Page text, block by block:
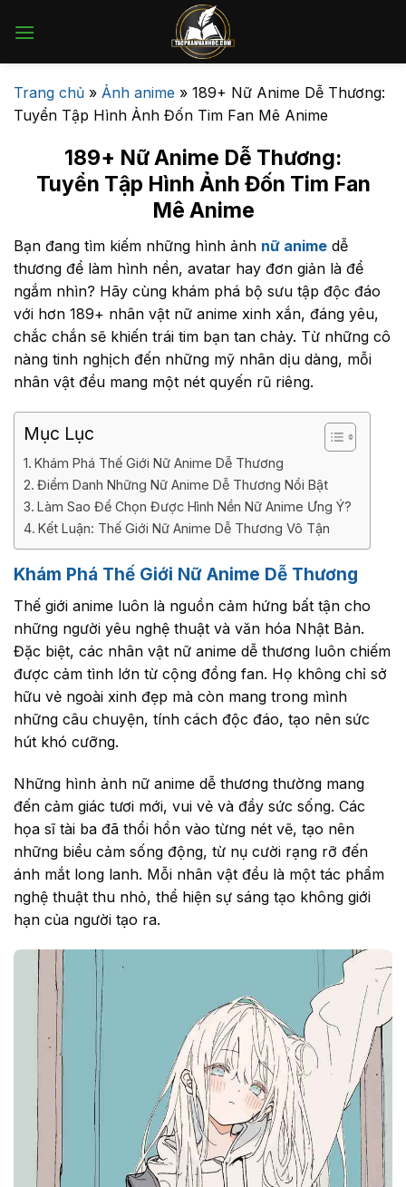
qua
Trang chủ » Ảnh anime » 189+ Nữ Anime Dễ Thương:
Tuyển Tập Hình Ảnh Đốn Tim Fan Mê Anime
189+ Nữ Anime Dễ Thương:
Tuyển Tập Hình Ảnh Đốn Tim Fan
Mê Anime
Bạn đang tìm kiếm những hình ảnh nữ anime dễ
thương để làm hình nền, avatar hay đơn giản là để
ngắm nhìn? Hãy cùng khám phá bộ sưu tập độc đáo
với hơn 189+ nhân vật nữ anime xinh xắn, đáng yêu,
chắc chắn sẽ khiến trái tim bạn tan chảy. Từ những cô
nàng tinh nghịch đến những mỹ nhân dịu dàng, mỗi
nhân vật đều mang một nét quyến rũ riêng.
Mục Lục
Khám Phá Thế Giới Nữ Anime Dễ Thương
Điểm Danh Những Nữ Anime Dễ Thương Nổi Bật
Làm Sao Để Chọn Được Hình Nền Nữ Anime Ưng Ý?
Kết Luận: Thế Giới Nữ Anime Dễ Thương Vô Tận
Khám Phá Thế Giới Nữ Anime Dễ Thương
Thế giới anime luôn là nguồn cảm hứng bất tận cho
những người yêu nghệ thuật và văn hóa Nhật Bản.
Đặc biệt, các nhân vật nữ anime dễ thương luôn chiếm
được cảm tình lớn từ cộng đồng fan. Họ không chỉ sở
hữu vẻ ngoài xinh đẹp mà còn mang trong mình
những câu chuyện, tính cách độc đáo, tạo nên sức
hút khó cưỡng.
Những hình ảnh nữ anime dễ thương thường mang
đến cảm giác tươi mới, vui vẻ và đầy sức sống. Các
họa sĩ tài ba đã thổi hồn vào từng nét vẽ, tạo nên
những biểu cảm sống động, từ nụ cười rạng rỡ đến
ánh mắt long lanh. Mỗi nhân vật đều là một tác phẩm
nghệ thuật thu nhỏ, thể hiện sự sáng tạo không giới
hạn của người tạo ra.